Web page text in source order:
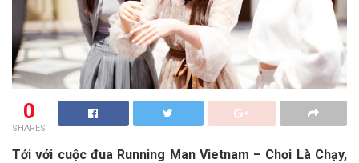
0
SHARES
Tới với cuộc đua Running Man Vietnam – Chơi Là Chạy,